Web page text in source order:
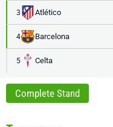
3 Atlético
4 Barcelona
5 Celta
Complete Stand